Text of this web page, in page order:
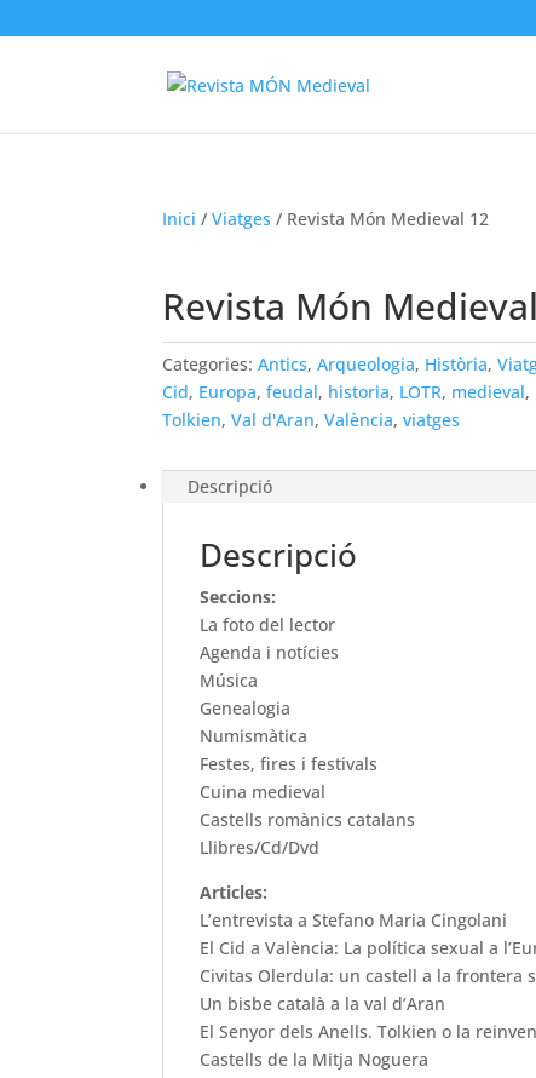
Inici /Viatges / Revista Món Medieval 12
Revista Món
Categories:Antics,Arqueologia, Història,
Cid, Europa,feudal, historia, LOTR, medieval,
Tolkien,Val d'Aran,València,viatges
Descripció
Descripció
Seccions:
La foto del lector
Agenda i notícies
Música
Genealogia
Numismàtica
Festes, fires i festivals
Cuina medieval
Castells romànics catalans
Llibres/Cd/Dvd
Articles:
L’entrevista a Stefano Maria Cingolani
El Cid a València: La política sexual a
Civitas Olerdula: un castell a la frontera
Un bisbe català a la val d’Aran
El Senyor dels Anells. Tolkien o la
Castells de la Mitja Noguera